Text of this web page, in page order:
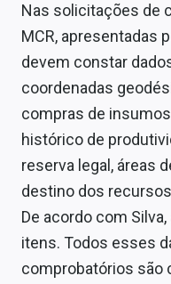
Nas solicitações de
MCR, apresentadas
devem constar
coordenadas
compras de
histórico de
reserva legal, áreas
destino dos
De acordo com
itens. Todos esses
comprobatórios são